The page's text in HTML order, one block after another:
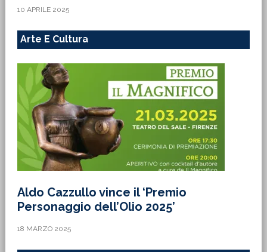
10 APRILE 2025
Arte E Cultura
Aldo Cazzullo vince il ‘Premio
Personaggio dell’Olio 2025’
18 MARZO 2025